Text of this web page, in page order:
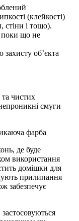
(клейкості)
стіни і тощо).
поки що не
захисту об’єкта
чистих
смуги
фарба
де буде
використання
домішки для
прилипання
забезпечує